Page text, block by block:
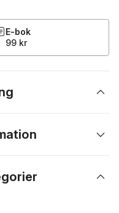
E-bok
99 kr